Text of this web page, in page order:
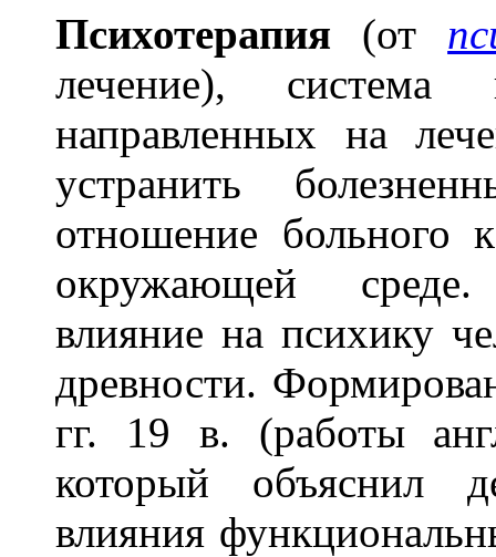
Психотерапия (от
лечение), система
направленных на
устранить
отношение больного
окружающей
влияние на психику
древности.
гг. 19 в. (работы
который объяснил
влияния